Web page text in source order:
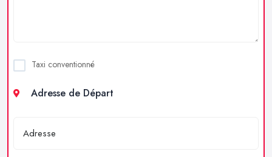
Taxi conventionné
Adresse de Départ